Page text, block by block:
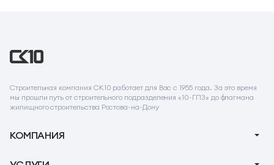
Строительная компания СК10 работает для Вас с 1955 года. За это время
мы прошли путь от строительного подразделения «10-ГПЗ» до флагмана
жилищного строительства Ростова-на-Дону
КОМПАНИЯ
О компании